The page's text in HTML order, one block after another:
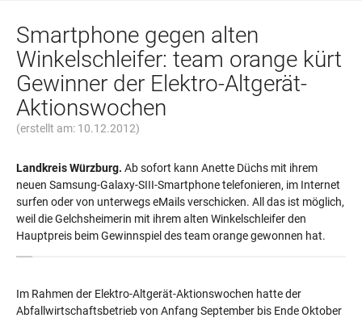
Smartphone gegen alten
Winkelschleifer: team orange kürt
Gewinner der Elektro-Altgerät-
Aktionswochen
(erstellt am: 10.12.2012)
Landkreis Würzburg. Ab sofort kann Anette Düchs mit ihrem
neuen Samsung-Galaxy-SIII-Smartphone telefonieren, im Internet
surfen oder von unterwegs eMails verschicken. All das ist möglich,
weil die Gelchsheimerin mit ihrem alten Winkelschleifer den
Hauptpreis beim Gewinnspiel des team orange gewonnen hat.
Im Rahmen der Elektro-Altgerät-Aktionswochen hatte der
Abfallwirtschaftsbetrieb von Anfang September bis Ende Oktober